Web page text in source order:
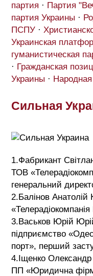
партия · Партия
партия Украины ·
ПСПУ ·
Украинская
гуманистическая
· Гражданская
Украины ·
Сильная
1.Фабрикант
ТОВ
генеральний
2.Балінов
3.Васьков Юрій
підприємство
порт», перший
4.Іщенко
ПП «Юридична